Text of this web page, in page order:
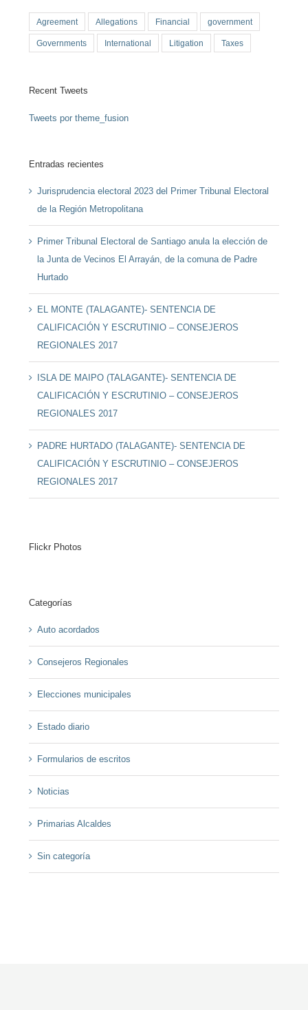
Agreement Allegations Financial government
Governments International Litigation Taxes
Recent Tweets
Tweets por theme_fusion
Entradas recientes
Jurisprudencia electoral 2023 del Primer Tribunal Electoral
de la Región Metropolitana
Primer Tribunal Electoral de Santiago anula la elección de
la Junta de Vecinos El Arrayán, de la comuna de Padre
Hurtado
EL MONTE (TALAGANTE)- SENTENCIA DE
CALIFICACIÓN Y ESCRUTINIO – CONSEJEROS
REGIONALES 2017
ISLA DE MAIPO (TALAGANTE)- SENTENCIA DE
CALIFICACIÓN Y ESCRUTINIO – CONSEJEROS
REGIONALES 2017
PADRE HURTADO (TALAGANTE)- SENTENCIA DE
CALIFICACIÓN Y ESCRUTINIO – CONSEJEROS
REGIONALES 2017
Flickr Photos
Categorías
Auto acordados
Consejeros Regionales
Elecciones municipales
Estado diario
Formularios de escritos
Noticias
Primarias Alcaldes
Sin categoría